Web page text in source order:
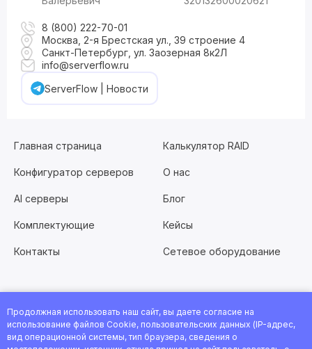
8 (800) 222-70-01
Москва, 2-я Брестская ул., 39 строение 4
Санкт-Петербург, ул. Заозерная 8к2Л
info@serverflow.ru
ServerFlow | Новости
Главная страница Калькулятор RAID
Конфигуратор серверов О нас
AI серверы Блог
Комплектующие Кейсы
Контакты Сетевое оборудование
Хотите работать с нами? Заполните анкету
посмотрите все вакансии
Продолжная использовать наш сайт, вы даете согласие на
использование файлов Cookie, пользовательских данных (IP-адрес,
вид операционной системы, тип браузера, сведения о